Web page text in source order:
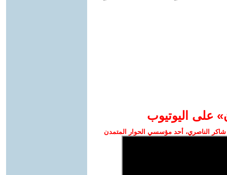
على اليوتيوب
الناصري، أحد مؤسسي الحوار المتمدن